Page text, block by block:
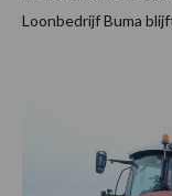
Loonbedrijf Buma